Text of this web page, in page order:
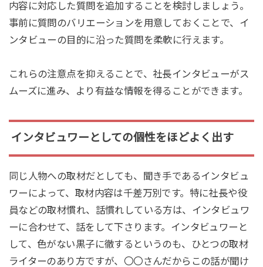
内容に対応した質問を追加することを検討しましょう。
事前に質問のバリエーションを用意しておくことで、イ
ンタビューの目的に沿った質問を柔軟に行えます。
これらの注意点を抑えることで、社長インタビューがス
ムーズに進み、より有益な情報を得ることができます。
インタビュワーとしての個性をほどよく出す
同じ人物への取材だとしても、聞き手であるインタビュ
ワーによって、取材内容は千差万別です。特に社長や役
員などの取材慣れ、話慣れしている方は、インタビュワ
ーに合わせて、話をして下さります。インタビュワーと
して、色がない黒子に徹するというのも、ひとつの取材
ライターのあり方ですが、〇〇さんだからこの話が聞け